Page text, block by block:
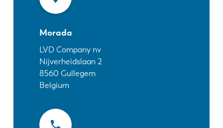
Morada
LVD Company nv
Nijverheidslaan 2
8560 Gullegem
Belgium
Descubra a LVD
Experiências dos clientes
Eventos
Centro de Recursos
Indústrias & soluções